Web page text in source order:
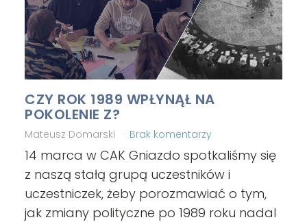
CZY ROK 1989 WPŁYNĄŁ NA
POKOLENIE Z?
Mateusz Domarski Brak komentarzy
14 marca w CAK Gniazdo spotkaliśmy się
z naszą stałą grupą uczestników i
uczestniczek, żeby porozmawiać o tym,
jak zmiany polityczne po 1989 roku nadal